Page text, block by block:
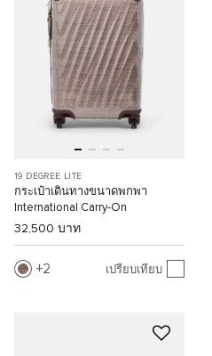
19 DEGREE LITE
กระเป๋าเดินทางขนาดพกพา
International Carry-On
32,500 บาท
2 เปรียบเทียบ